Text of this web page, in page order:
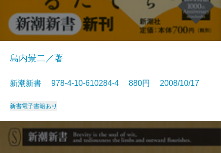
島内景二／著
新潮新書 978-4-10-610284-4 880円 2008/10/17
新書電子書籍あり